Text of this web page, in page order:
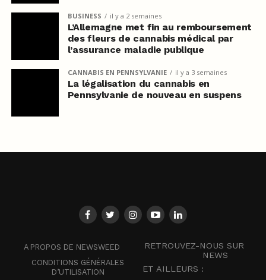
BUSINESS il y a 2 semaines
L’Allemagne met fin au remboursement
des fleurs de cannabis médical par
l’assurance maladie publique
CANNABIS EN PENNSYLVANIE il y a 3 semaines
La légalisation du cannabis en
Pennsylvanie de nouveau en suspens
A PROPOS DE NEWSWEED
CONDITIONS GÉNÉRALES
D’UTILISATION
RETROUVEZ-NOUS SUR
NEWS
ET AILLEURS :